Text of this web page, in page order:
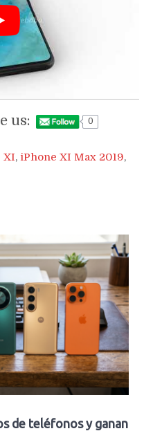
us:
0
XI, iPhone XI Max 2019,
de teléfonos y ganan